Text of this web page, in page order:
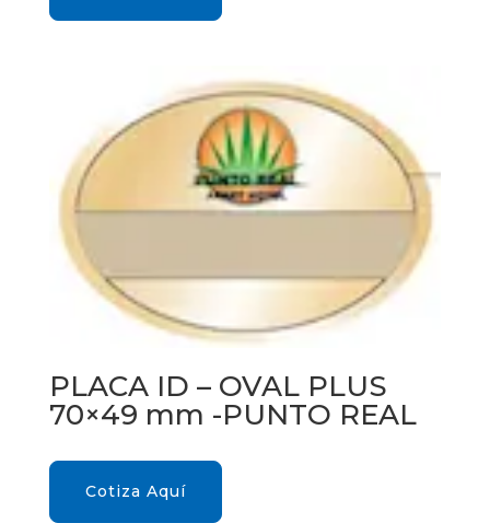
PLACA ID – OVAL PLUS
70×49 mm -PUNTO REAL
Cotiza Aquí